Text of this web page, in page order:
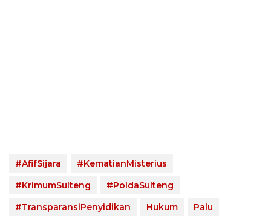
#AfifSijara
#KematianMisterius
#KrimumSulteng
#PoldaSulteng
#TransparansiPenyidikan
Hukum
Palu